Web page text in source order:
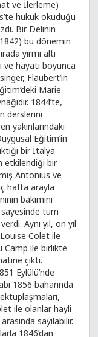
ve İlerleme)
hukuk okuduğu
Bir Delinin
bu dönemin
yirmi altı
ve hayatı boyunca
Flaubert’in
Marie
1844’te,
derslerini
yakınlarındaki
Eğitim’in
bir İtalya
etkilendiği bir
Antonius ve
hafta arayla
bakımını
tüm
Aynı yıl, on yıl
Colet ile
Camp ile birlikte
çıktı.
Eylülü’nde
1856 baharında
ile olanlar hayli
sayılabilir.
1846’dan